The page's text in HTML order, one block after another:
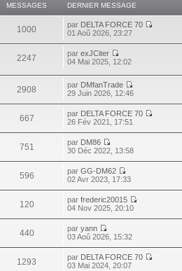
MESSAGES DERNIER MESSAGE
1000 par DELTA FORCE 70
01 Aoû 2026, 23:27
2247 parexJCiter
04 Mai 2025, 12:02
2908 par DMfanTrade
29 Juin 2026, 12:46
667 par DELTA FORCE 70
26 Fév 2021, 17:51
751 par DM86
30 Déc 2022, 13:58
596 parGG-DM62
02 Avr 2023, 17:33
120 parfrederic20015
04 Nov 2025, 20:10
440 paryann
03 Aoû 2026, 15:32
1293 par DELTA FORCE 70
03 Mai 2024, 20:07